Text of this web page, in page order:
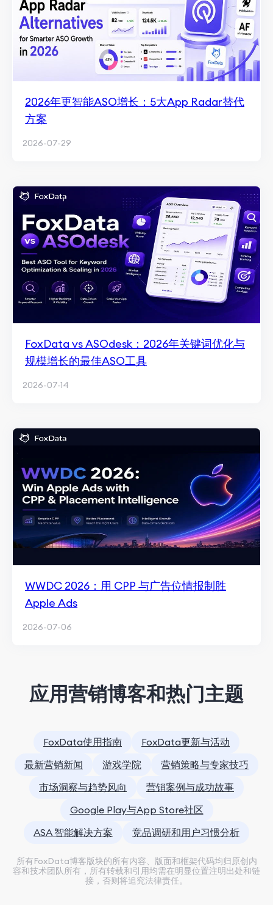
2026年更智能ASO增长：5大App Radar替代
方案
2026-07-29
FoxData vs ASOdesk：2026年关键词优化与
规模增长的最佳ASO工具
2026-07-14
WWDC 2026：用 CPP 与广告位情报制胜
Apple Ads
2026-07-06
应用营销博客和热门主题
FoxData使用指南
FoxData更新与活动
最新营销新闻
游戏学院
营销策略与专家技巧
市场洞察与趋势风向
营销案例与成功故事
Google Play与App Store社区
ASA 智能解决方案
竞品调研和用户习惯分析
所有FoxData博客版块的所有内容、版面和框架代码均归原创内
容和技术团队所有，所有转载和引用均需在明显位置注明出处和链
接，否则将追究法律责任。